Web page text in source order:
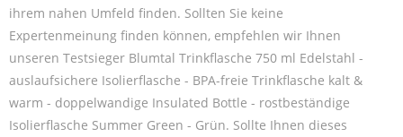
ihrem nahen Umfeld finden. Sollten Sie keine
Expertenmeinung finden können, empfehlen wir Ihnen
unseren Testsieger Blumtal Trinkflasche 750 ml Edelstahl -
auslaufsichere Isolierflasche - BPA-freie Trinkflasche kalt &
warm - doppelwandige Insulated Bottle - rostbeständige
Isolierflasche Summer Green - Grün. Sollte Ihnen dieses